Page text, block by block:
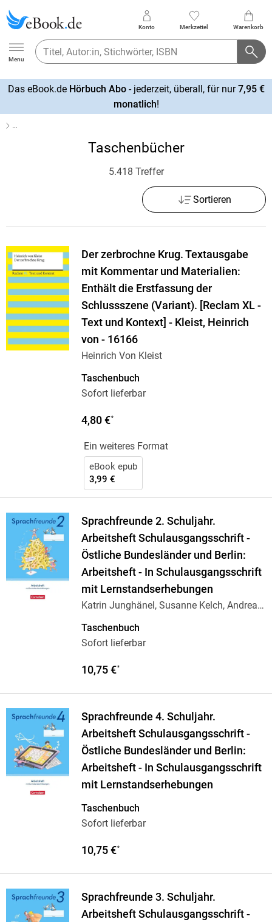
Ebook.de
Menu
Konto Merkzettel Warenkorb
Das eBook.de Hörbuch Abo- jederzeit, überall, für nur7,95 €
monatlich!
…
Taschenbücher
5.418 Treffer
Sortieren
Der zerbrochne Krug. Textausgabe
mit Kommentar und Materialien:
Enthält die Erstfassung der
Schlussszene (Variant). [Reclam XL -
Text und Kontext] - Kleist, Heinrich
von - 16166
Heinrich Von Kleist
Taschenbuch
Sofort lieferbar
4,80 €*
Ein weiteres Format
eBook epub
3,99 €
Sprachfreunde 2. Schuljahr.
Arbeitsheft Schulausgangsschrift -
Östliche Bundesländer und Berlin:
Arbeitsheft - In Schulausgangsschrift
mit Lernstandserhebungen
Katrin Junghänel, Susanne Kelch, Andrea
Taschenbuch
Sofort lieferbar
10,75 €*
Sprachfreunde 4. Schuljahr.
Arbeitsheft Schulausgangsschrift -
Östliche Bundesländer und Berlin:
Arbeitsheft - In Schulausgangsschrift
mit Lernstandserhebungen
Taschenbuch
Sofort lieferbar
10,75 €*
Sprachfreunde 3. Schuljahr.
Arbeitsheft Schulausgangsschrift -